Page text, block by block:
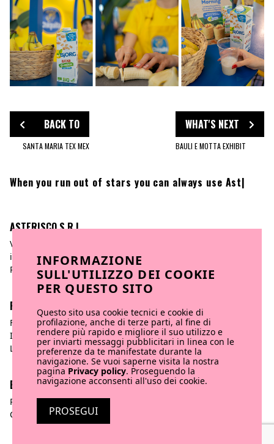
BACK TO
SANTA MARIA TEX MEX
WHAT'S NEXT
BAULI E MOTTA EXHIBIT
When you run out of stars you can always use
ASTERISCO S.R.L
Via Po, 14 | 10123 Torino
info@asteriscocreativeagency.com
P.iva 11217100012
FOLLOW US
Facebook
Instagram
Linkedin
BORING STUFF
Privacy policy
INFORMAZIONE
SULL'UTILIZZO DEI COOKIE
PER QUESTO SITO
Questo sito usa cookie tecnici e cookie di
profilazione, anche di terze parti, al fine di
rendere più rapido e migliore il suo utilizzo e
per inviarti messaggi pubblicitari in linea con le
preferenze da te manifestate durante la
navigazione. Se vuoi saperne visita la nostra
pagina Privacy policy. Proseguendo la
navigazione acconsenti all'uso dei cookie.
PROSEGUI